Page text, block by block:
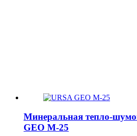
Минеральная тепло-
GEO М-25